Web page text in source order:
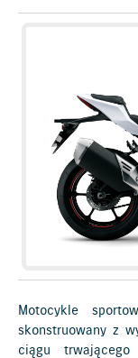
Motocykle
skonstruowany z
ciągu